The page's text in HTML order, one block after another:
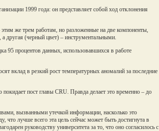
1999 года: он представляет собой ход отклонения
же трем работам, но разложенные на две компоненты,
другая (черный цвет) – инструментальными.
95 процентов данных, использовавшихся в работе
вклад в резкий рост температурных аномалий за последние
пост главы CRU. Правда делает это временно – до
вызванными утечкой информации, насколько это
лучше всего эта цель сейчас может быть достигнута в
руководству университета за то, что оно согласилось с